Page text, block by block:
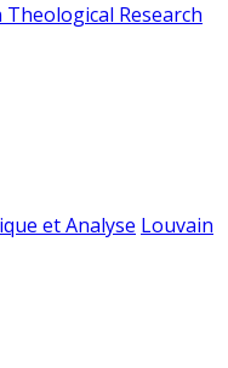
Research
et Analyse Louvain